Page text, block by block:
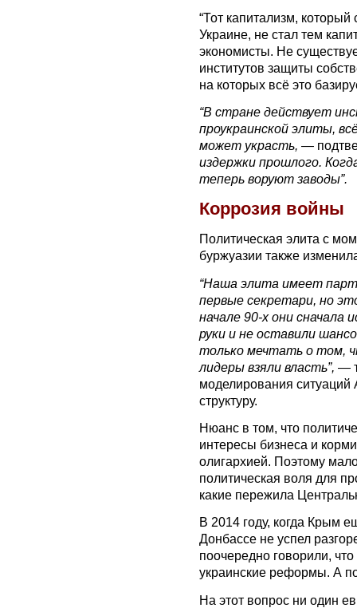
“Тот капитализм,
Украине, не стал тем
экономисты. Не
институтов защиты
на которых всё это
“В стране действует
проукраинской элиты,
может украсть, —
издержки прошлого.
теперь воруют заводы”.
Коррозия войны
Политическая элита с
буржуазии также
“Наша элита имеет
первые секретари, но
начале 90-х они сначала
руки и не оставили
только мечтать о том,
лидеры взяли власть”, —
моделирования ситуаций
структуру.
Нюанс в том, что
интересы бизнеса и
олигархией. Поэтому
политическая воля для
какие пережила
В 2014 году, когда Крым
Донбассе не успел
поочередно говорили,
украинские реформы. А
На этот вопрос ни один